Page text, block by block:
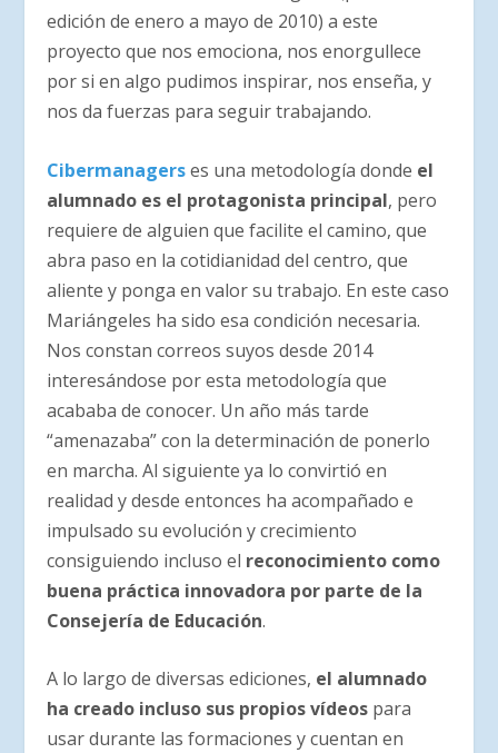
edición de enero a mayo de 2010) a este
proyecto que nos emociona, nos enorgullece
por si en algo pudimos inspirar, nos enseña, y
nos da fuerzas para seguir trabajando.
Cibermanagerses una metodología donde el
alumnado es el protagonista principal, pero
requiere de alguien que facilite el camino, que
abra paso en la cotidianidad del centro, que
aliente y ponga en valor su trabajo. En este caso
Mariángeles ha sido esa condición necesaria.
Nos constan correos suyos desde 2014
interesándose por esta metodología que
acababa de conocer. Un año más tarde
“amenazaba” con la determinación de ponerlo
en marcha. Al siguiente ya lo convirtió en
realidad y desde entonces ha acompañado e
impulsado su evolución y crecimiento
consiguiendo incluso el reconocimiento como
buena práctica innovadora por parte de la
Consejería de Educación.
A lo largo de diversas ediciones, el alumnado
ha creado incluso sus propios vídeos para
usar durante las formaciones y cuentan en